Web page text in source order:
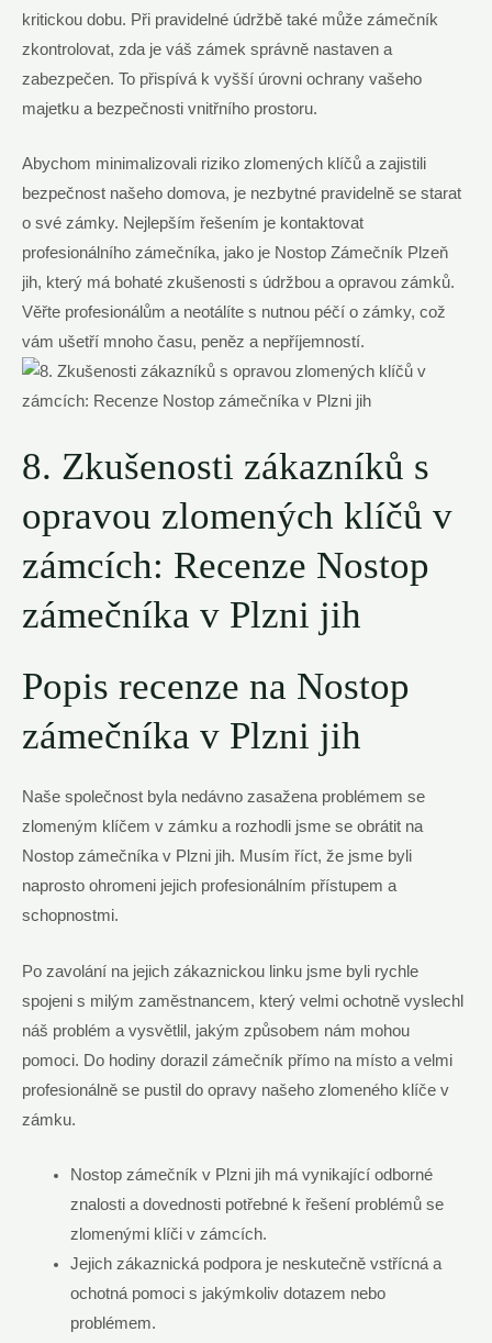
kritickou dobu. Při ​pravidelné údržbě⁣ také⁣ může zámečník
zkontrolovat, zda​ je váš zámek správně nastaven a
zabezpečen. To přispívá⁤ k vyšší úrovni ochrany vašeho
majetku a bezpečnosti vnitřního prostoru.
Abychom minimalizovali riziko zlomených klíčů a zajistili
bezpečnost našeho domova, ⁣je ‌nezbytné pravidelně ⁤se starat
o své zámky. Nejlepším ‍řešením je kontaktovat
profesionálního zámečníka, jako je Nostop ‌Zámečník Plzeň⁤
jih, který má bohaté zkušenosti s údržbou a opravou zámků.
Věřte profesionálům a neotálíte ⁢s nutnou péčí o ​zámky, což
vám ušetří mnoho času, peněz a nepříjemností.
8. Zkušenosti zákazníků ‍s
‌opravou zlomených klíčů v
zámcích: Recenze Nostop
zámečníka ‌v Plzni ⁢jih
Popis recenze na Nostop
zámečníka ‌v Plzni jih
Naše společnost byla nedávno zasažena problémem se
zlomeným klíčem v zámku ‌a rozhodli jsme se obrátit na
Nostop zámečníka v Plzni jih. Musím říct, že jsme byli
naprosto ohromeni jejich profesionálním přístupem a
schopnostmi.
Po zavolání na jejich zákaznickou‍ linku jsme byli rychle
spojeni s milým ‌zaměstnancem, který velmi ochotně vyslechl
náš‍ problém a⁤ vysvětlil, jakým způsobem ​nám mohou
pomoci. Do hodiny dorazil zámečník přímo na⁤ místo a velmi
⁢profesionálně se pustil do opravy našeho zlomeného‌ klíče‌ v
zámku.
Nostop zámečník ​v Plzni jih má vynikající‌ odborné
znalosti a dovednosti potřebné k řešení problémů se
zlomenými klíči v zámcích.
Jejich zákaznická podpora je neskutečně vstřícná a
ochotná pomoci s jakýmkoliv dotazem nebo
problémem.